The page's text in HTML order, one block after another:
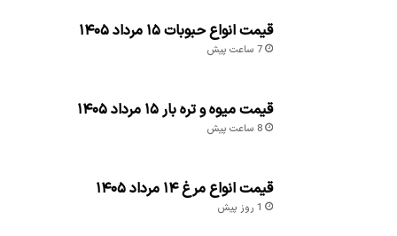
قیمت انواع حبوبات ۱۵ مرداد ۱۴۰۵
7 ساعت پیش
قیمت میوه و تره بار ۱۵ مرداد ۱۴۰۵
8 ساعت پیش
قیمت انواع مرغ ۱۴ مرداد ۱۴۰۵
1 روز پیش